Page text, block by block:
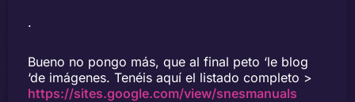
.
Bueno no pongo más, que al final peto ‘le blog
‘de imágenes. Tenéis aquí el listado completo >
https://sites.google.com/view/snesmanuals